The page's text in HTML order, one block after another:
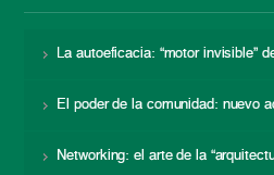
La autoeficacia: “motor invisible”
El poder de la comunidad: nuevo
Networking: el arte de la